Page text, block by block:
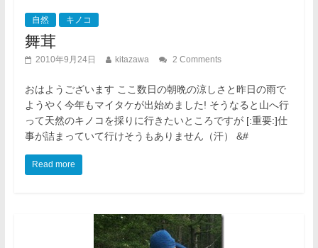
自然 キノコ
舞茸
2010年9月24日 kitazawa 2 Comments
おはようございます ここ数日の朝晩の涼しさと昨日の雨で
ようやく今年もマイタケが出始めました! そうなると山へ行
って天然のキノコを採りに行きたいところですが [:重要:]仕
事が詰まっていて行けそうもありません（汗） &#
Read more